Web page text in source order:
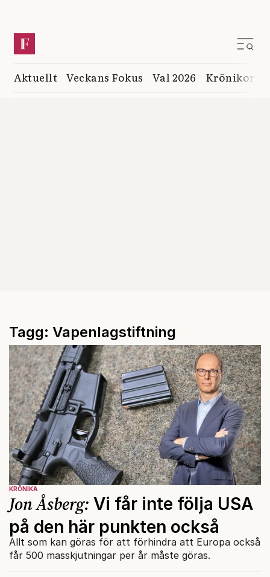
Aktuellt Veckans Fokus Val 2026 Krönikor
Tagg: Vapenlagstiftning
KRÖNIKA
Jon Åsberg: Vi får inte följa USA
på den här punkten också
Allt som kan göras för att förhindra att Europa också
får 500 masskjutningar per år måste göras.